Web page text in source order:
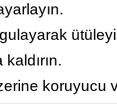
koruyucu